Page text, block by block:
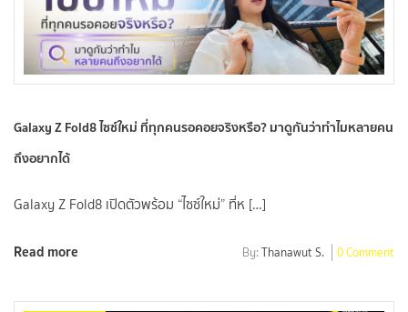
Galaxy Z Fold8 ไซซ์ใหม่ ที่ทุกคนรอคอยจริงหรือ? มาดูกันว่าทำไมหลายคน
ถึงอยากได้
Galaxy Z Fold8 เปิดตัวพร้อม “ไซซ์ใหม่” ที่ห […]
Read more By:Thanawut S. 0 Comment